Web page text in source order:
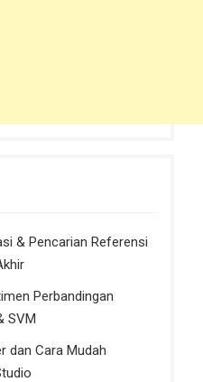
& Pencarian Referensi
Perbandingan
SVM
dan Cara Mudah